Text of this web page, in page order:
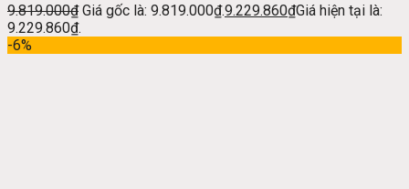
9.819.000₫ Giá gốc là: 9.819.000₫.9.229.860₫Giá hiện tại là:
9.229.860₫.
-6%